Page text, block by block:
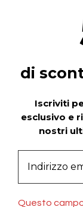
di
Iscriviti
esclusivo e
nostri
Questo